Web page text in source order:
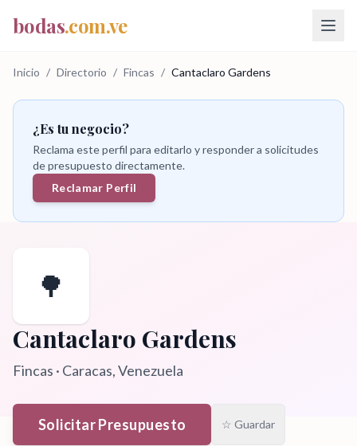
bodas.com.ve
Inicio / Directorio / Fincas / Cantaclaro Gardens
¿Es tu negocio?
Reclama este perfil para editarlo y responder a solicitudes
de presupuesto directamente.
Reclamar Perfil
🌳
Cantaclaro Gardens
Fincas · Caracas, Venezuela
Solicitar Presupuesto ☆ Guardar